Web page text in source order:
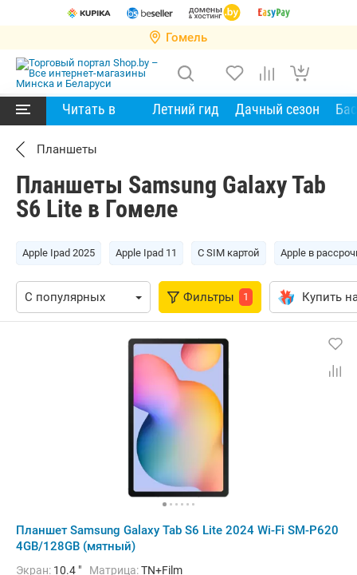
Гомель
Читать в Летний гид Дачный сезон
Планшеты
Планшеты Samsung Galaxy Tab
S6 Lite в Гомеле
Apple Ipad 2025 Apple Ipad 11 С SIM картой Apple в
Фильтры 1 Купить
Планшет Samsung Galaxy Tab S6 Lite 2024 Wi-Fi SM-P620
4GB/128GB (мятный)
Экран: 10.4 " Матрица:TN+Film